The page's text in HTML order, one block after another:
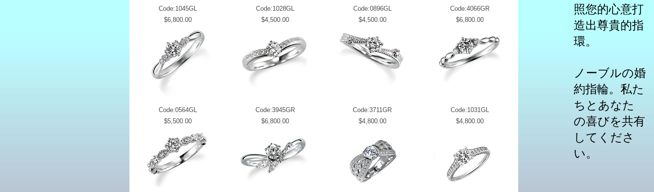
Code:1045GL
Price
$6,800.00
Code:1028GL
Price
$4,500.00
Code:0896GL
Price
$4,500.00
Code:4066GR
Price
$6,800.00
Code:0564GL
Price
$5,500.00
Code:3945GR
Price
$6,800.00
Code:3711GR
Price
$4,800.00
Code:1031GL
Price
$4,800.00
照您的心意打
造出尊貴的指
環。
ノーブルの婚
約指輪。私た
ちとあなた
の喜びを共有
してくださ
い。